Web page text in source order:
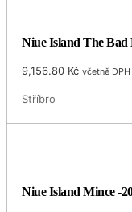
Niue Island The
9,156.80 Kč včetně DPH
Stříbro
Niue Island Mince -